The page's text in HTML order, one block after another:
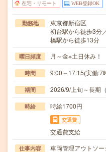
在宅・リモート WEB登録OK
勤務地
東京都新宿区
初台駅から徒歩3分
橋駅から徒歩13分
曜日頻度 月～金※土日休み！
時間 9:00～17:15(実働:7
期間 2026/9/上旬～長期
時給 時給1700円
交通費
交通費支給
仕事内容
車両管理アウトソ